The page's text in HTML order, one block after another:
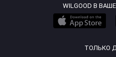
WILGOOD В
ТОЛЬКО